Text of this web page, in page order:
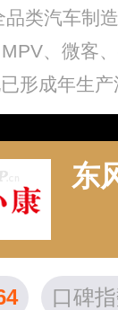
类汽车制
、微客
形成年生
东
口碑